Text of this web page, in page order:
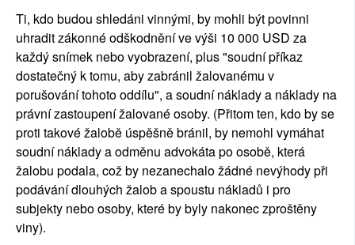
Ti, kdo budou shledáni vinnými, by mohli být povinni
uhradit zákonné odškodnění ve výši 10 000 USD za
každý snímek nebo vyobrazení, plus "soudní příkaz
dostatečný k tomu, aby zabránil žalovanému v
porušování tohoto oddílu", a soudní náklady a náklady na
právní zastoupení žalované osoby. (Přitom ten, kdo by se
proti takové žalobě úspěšně bránil, by nemohl vymáhat
soudní náklady a odměnu advokáta po osobě, která
žalobu podala, což by nezanechalo žádné nevýhody při
podávání dlouhých žalob a spoustu nákladů i pro
subjekty nebo osoby, které by byly nakonec zproštěny
viny).